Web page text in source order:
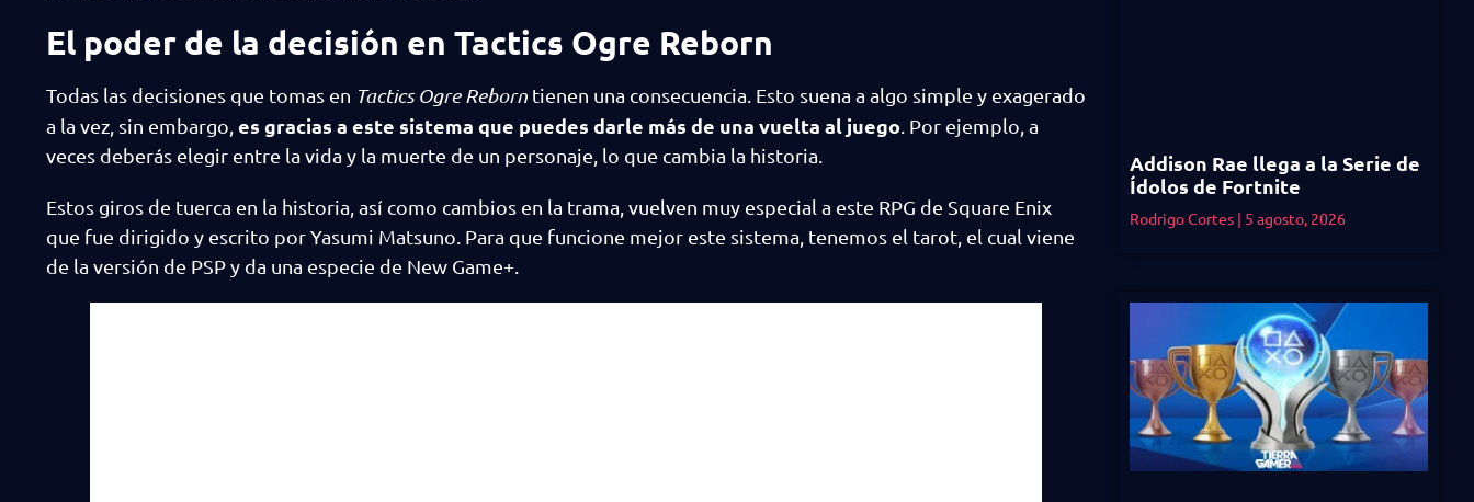
El poder de la decisión en Tactics Ogre Reborn
Todas las decisiones que tomas en Tactics Ogre Reborn tienen una consecuencia. Esto suena a algo simple y exagerado
a la vez, sin embargo, es gracias a este sistema que puedes darle más de una vuelta al juego . Por ejemplo, a
veces deberás elegir entre la vida y la muerte de un personaje, lo que cambia la historia.
Estos giros de tuerca en la historia, así como cambios en la trama, vuelven muy especial a este RPG de Square Enix
que fue dirigido y escrito por Yasumi Matsuno. Para que funcione mejor este sistema, tenemos el tarot, el cual viene
de la versión de PSP y da una especie de New Game+.
Addison Rae llega a la Serie de
Ídolos de Fortnite
Rodrigo Cortes 5 agosto, 2026